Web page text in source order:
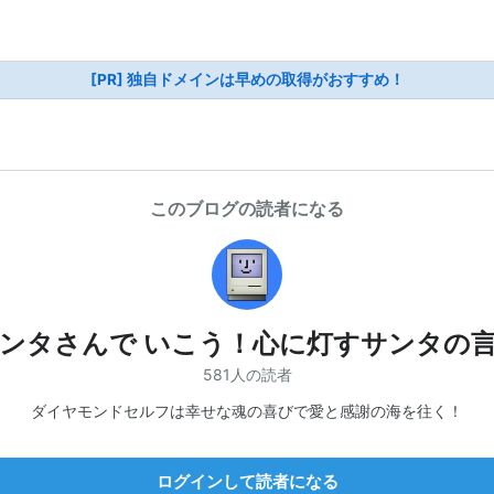
[PR] 独自ドメインは早めの取得がおすすめ！
このブログの読者になる
タさんで いこう！心に灯すサンタの
581人の読者
ダイヤモンドセルフは幸せな魂の喜びで愛と感謝の海を往く！
ログインして読者になる